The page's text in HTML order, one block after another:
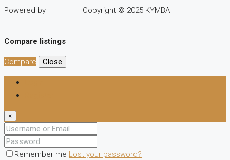
Powered by Copyright © 2025 KYMBA
Compare listings
Compare Close
×
Remember me Lost your password?